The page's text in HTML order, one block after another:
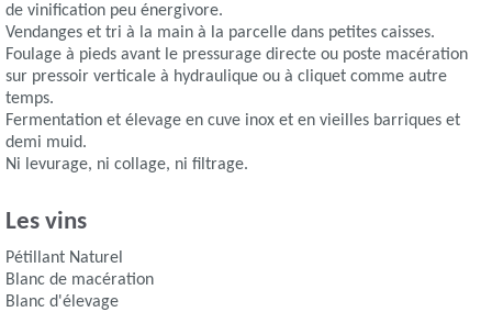
de vinification peu énergivore.
Vendanges et tri à la main à la parcelle dans petites caisses.
Foulage à pieds avant le pressurage directe ou poste macération
sur pressoir verticale à hydraulique ou à cliquet comme autre
temps.
Fermentation et élevage en cuve inox et en vieilles barriques et
demi muid.
Ni levurage, ni collage, ni filtrage.
Les vins
Pétillant Naturel
Blanc de macération
Blanc d'élevage